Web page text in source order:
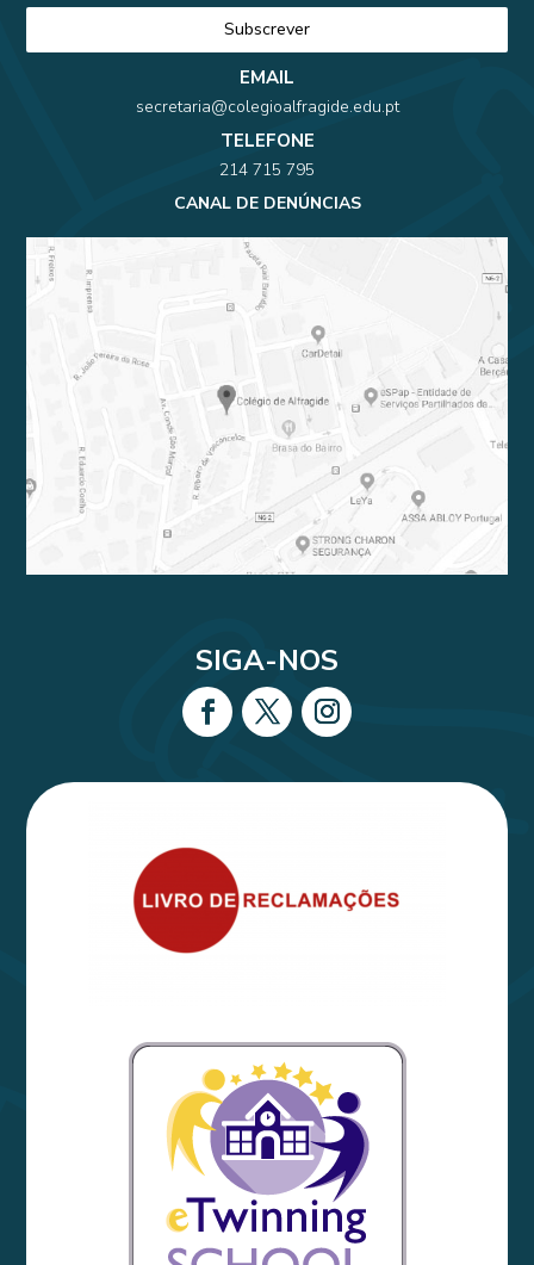
EMAIL
secretaria@colegioalfragide.edu.pt
TELEFONE
214 715 795
CANAL DE DENÚNCIAS
SIGA-NOS